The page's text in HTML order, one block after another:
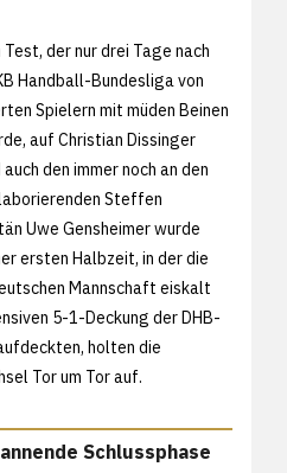
der nur drei Tage nach
Handball-Bundesliga von
Spielern mit müden Beinen
auf Christian Dissinger
den immer noch an den
Steffen
Uwe Gensheimer wurde
ersten Halbzeit, in der die
Mannschaft eiskalt
5-1-Deckung der DHB-
holten die
Tor um Tor auf.
Schlussphase